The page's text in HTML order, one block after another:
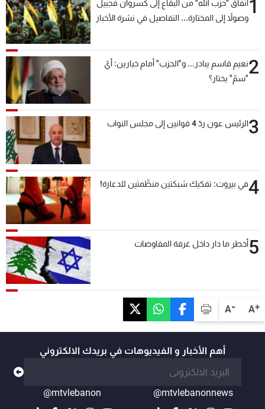
A+
A-
1أنفاق "حزب الله" من البقاع إلى كسروان فجبيل
وصولاً إلى المختارة... التفاصيل في نشرة الأخبار
2نعيم قاسم يبادر... و"الحزب" أمام خيارين: أيّ
"سمّ" يختار؟
3الرئيس عون ردّ 4 قوانين إلى مجلس النواب
4في بيروت: تفكيك شبكتين منظّمتين للدعارة!
5أخطر ما دار داخل غرفة المفاوضات
أهم الأخبار و الفيديوهات في بريدك الالكتروني
@mtvlebanonnews
@mtvlebanon